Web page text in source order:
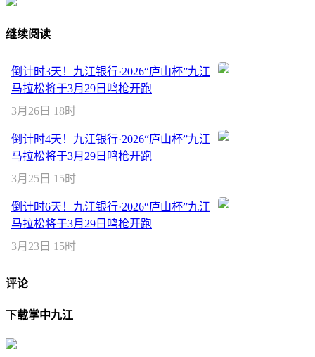
继续阅读
倒计时3天！九江银行·2026“庐山杯”九江
马拉松将于3月29日鸣枪开跑
3月26日 18时
倒计时4天！九江银行·2026“庐山杯”九江
马拉松将于3月29日鸣枪开跑
3月25日 15时
倒计时6天！九江银行·2026“庐山杯”九江
马拉松将于3月29日鸣枪开跑
3月23日 15时
评论
下载掌中九江